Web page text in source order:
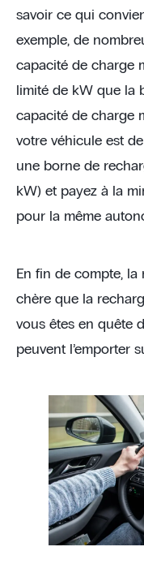
savoir ce qui
exemple, de
capacité de charge
limité de kW que la
capacité de charge
votre véhicule est
une borne de
kW) et payez à la
pour la même
En fin de compte,
chère que la
vous êtes en quête
peuvent l’emporter